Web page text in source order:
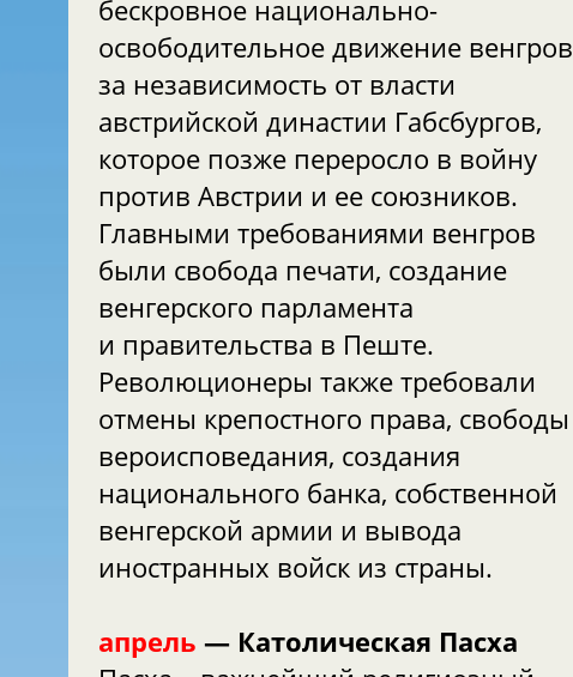
бескровное национально-
освободительное движение венгров
за независимость от власти
австрийской династии Габсбургов,
которое позже переросло в войну
против Австрии и ее союзников.
Главными требованиями венгров
были свобода печати, создание
венгерского парламента
и правительства в Пеште.
Революционеры также требовали
отмены крепостного права, свободы
вероисповедания, создания
национального банка, собственной
венгерской армии и вывода
иностранных войск из страны.
апрель
— Католическая Пасха